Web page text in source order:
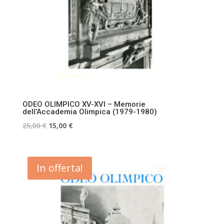
ODEO OLIMPICO XV-XVI – Memorie
dell’Accademia Olimpica (1979-1980)
25,00€ Il
era:
25,00 €.
15,00 €Il
è:
15,00 €.
In offerta!